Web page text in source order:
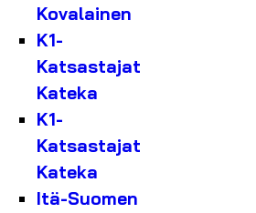
Kovalainen
K1-
Katsastajat
Kateka
K1-
Katsastajat
Kateka
Itä-Suomen